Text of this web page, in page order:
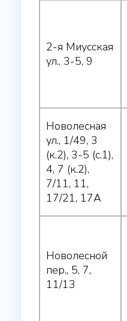
2-я Миусская
ул., 3-5, 9
Новолесная
ул., 1/49, 3
(к.2), 3-5 (с.1),
4, 7 (к.2),
7/11, 11,
17/21, 17А
Новолесной
пер., 5, 7,
11/13